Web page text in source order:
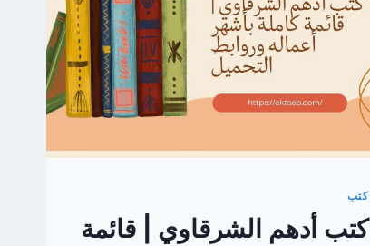
كتب
كتب أدهم الشرقاوي | قائمة